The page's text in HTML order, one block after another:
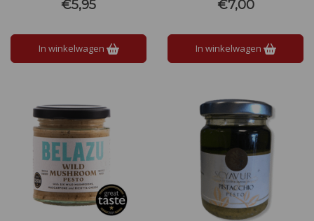
knoflook. Perfect voor pasta,
ons recept voor heerlijke pasta
pesto!
€5,95
In winkelwagen
ingrediënten. Perfect als
veelzijdig en gezond.
€7,00
In winkelwagen